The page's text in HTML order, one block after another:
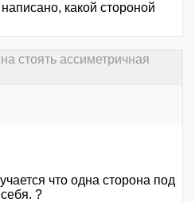
какой стороной
стоять ассиметричная
что одна сторона под
?